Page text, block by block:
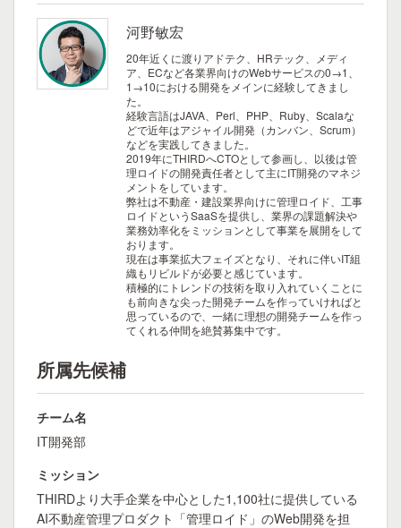
河野敏宏
20年近くに渡りアドテク、HRテック、メディ
ア、ECなど各業界向けのWebサービスの0→1、
1→10における開発をメインに経験してきまし
た。
経験言語はJAVA、Perl、PHP、Ruby、Scalaな
どで近年はアジャイル開発（カンバン、Scrum）
などを実践してきました。
2019年にTHIRDへCTOとして参画し、以後は管
理ロイドの開発責任者として主にIT開発のマネジ
メントをしています。
弊社は不動産・建設業界向けに管理ロイド、工事
ロイドというSaaSを提供し、業界の課題解決や
業務効率化をミッションとして事業を展開をして
おります。
現在は事業拡大フェイズとなり、それに伴いIT組
織もリビルドが必要と感じています。
積極的にトレンドの技術を取り入れていくことに
も前向きな尖った開発チームを作っていければと
思っているので、一緒に理想の開発チームを作っ
てくれる仲間を絶賛募集中です。
所属先候補
チーム名
IT開発部
ミッション
THIRDより大手企業を中心とした1,100社に提供している
AI不動産管理プロダクト「管理ロイド」のWeb開発を担